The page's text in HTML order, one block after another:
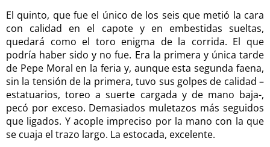
El quinto, que fue el único de los seis que metió la cara
con calidad en el capote y en embestidas sueltas,
quedará como el toro enigma de la corrida. El que
podría haber sido y no fue. Era la primera y única tarde
de Pepe Moral en la feria y, aunque esta segunda faena,
sin la tensión de la primera, tuvo sus golpes de calidad –
estatuarios, toreo a suerte cargada y de mano baja-,
pecó por exceso. Demasiados muletazos más seguidos
que ligados. Y acople impreciso por la mano con la que
se cuaja el trazo largo. La estocada, excelente.